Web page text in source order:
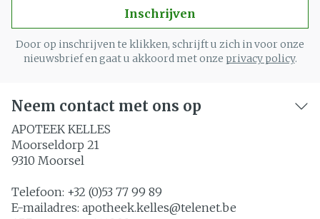
Inschrijven
Door op inschrijven te klikken, schrijft u zich in voor onze
nieuwsbrief en gaat u akkoord met onze privacy policy.
Neem contact met ons op
APOTEEK KELLES
Moorseldorp 21
9310 Moorsel
Telefoon: +32 (0)53 77 99 89
E-mailadres: apotheek.kelles@telenet.be